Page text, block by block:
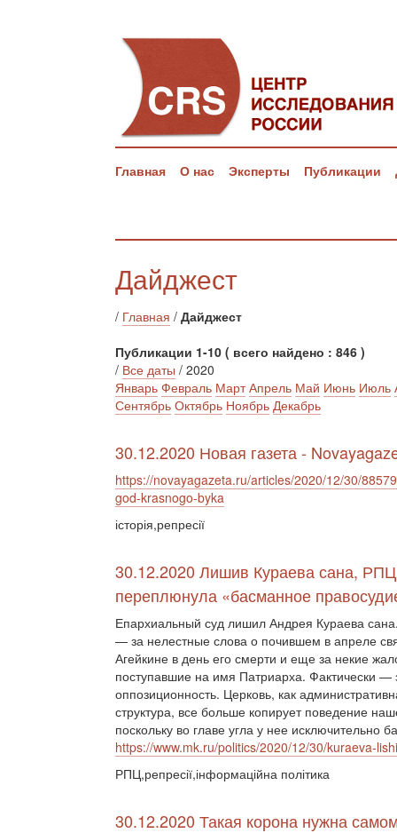
Главная О нас Эксперты Публикации
Дайджест
/ Главная / Дайджест
Публикации 1-10 ( всего найдено : 846 )
/ Все даты / 2020
Январь Февраль Март Апрель Май Июнь Июль
Сентябрь Октябрь Ноябрь Декабрь
30.12.2020 Новая газета -
https://novayagazeta.ru/articles/2020/12/30/
god-krasnogo-byka
історія,репресії
30.12.2020 Лишив Кураева сана, РПЦ
переплюнула «басманное
Епархиальный суд лишил Андрея Кураева
— за нелестные слова о почившем в апреле
Агейкине в день его смерти и еще за некие
поступавшие на имя Патриарха. Фактически —
оппозиционность. Церковь, как
структура, все больше копирует поведение
поскольку во главе угла у нее исключительно
https://www.mk.ru/politics/2020/12/30/kuraeva-
РПЦ,репресії,інформаційна політика
30.12.2020 Такая корона нужна